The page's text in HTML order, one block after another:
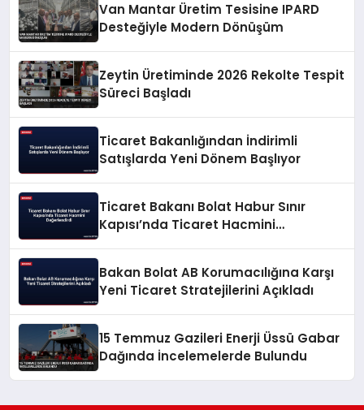
Van Mantar Üretim Tesisine IPARD
Desteğiyle Modern Dönüşüm
Zeytin Üretiminde 2026 Rekolte Tespit
Süreci Başladı
Ticaret Bakanlığından İndirimli
Satışlarda Yeni Dönem Başlıyor
Ticaret Bakanı Bolat Habur Sınır
Kapısı’nda Ticaret Hacmini
Bakan Bolat AB Korumacılığına Karşı
Yeni Ticaret Stratejilerini Açıkladı
15 Temmuz Gazileri Enerji Üssü Gabar
Dağında İncelemelerde Bulundu